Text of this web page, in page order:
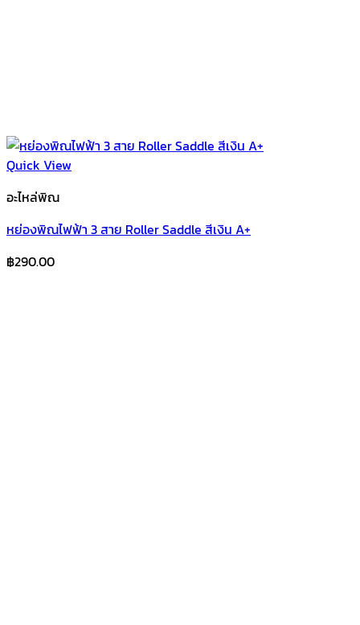
Quick View
อะไหล่พิณ
หย่องพิณไฟฟ้า 3 สาย Roller Saddle สีเงิน A+
฿290.00